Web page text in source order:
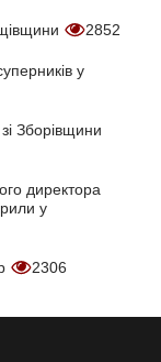
2852
у
Зборівщини
директора
у
2306